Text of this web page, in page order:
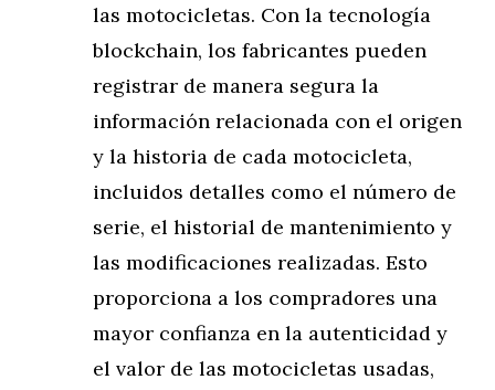
las motocicletas. Con la tecnología
blockchain, los fabricantes pueden
registrar de manera segura la
información relacionada con el origen
y la historia de cada motocicleta,
incluidos detalles como el número de
serie, el historial de mantenimiento y
las modificaciones realizadas. Esto
proporciona a los compradores una
mayor confianza en la autenticidad y
el valor de las motocicletas usadas,